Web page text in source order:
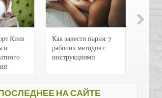
Киев
и
Как завести парня: 7
рабочих методов с
инструкциями
НА САЙТЕ